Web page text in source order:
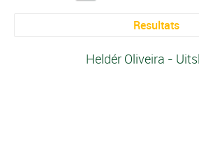
Resultats
Heldér Oliveira -